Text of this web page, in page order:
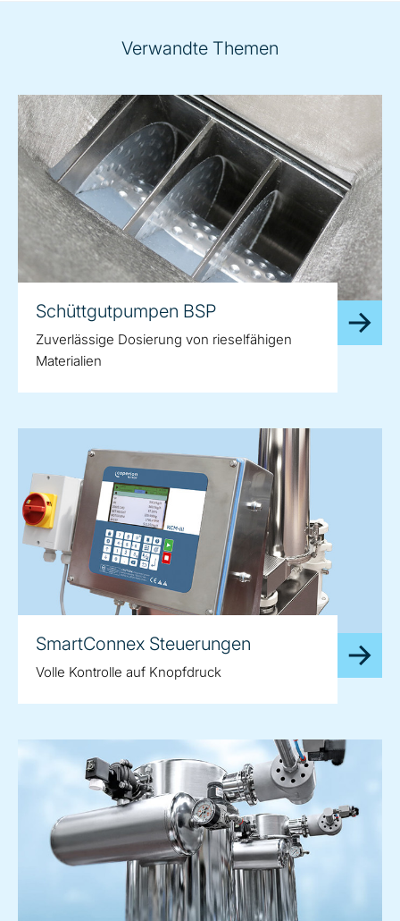
Verwandte Themen
Schüttgutpumpen BSP
Zuverlässige Dosierung von rieselfähigen
Materialien
SmartConnex Steuerungen
Volle Kontrolle auf Knopfdruck